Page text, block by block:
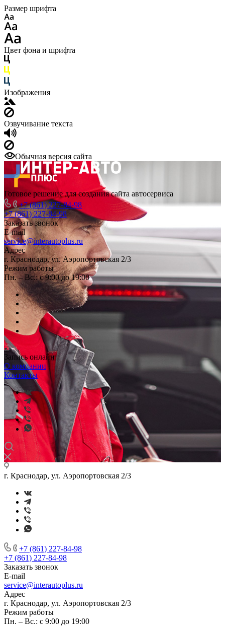
Размер шрифта
Цвет фона и шрифта
Изображения
Озвучивание текста
Обычная версия сайта
Готовое решение для создания сайта автосервиса
+7 (861) 227-84-98
+7 (861) 227-84-98
Заказать звонок
E-mail
service@interautoplus.ru
Адрес
г. Краснодар, ул. Аэропортовская 2/3
Режим работы
Пн. – Вс.: с 9:00 до 19:00
Запись онлайн
О компании
Контакты
г. Краснодар, ул. Аэропортовская 2/3
+7 (861) 227-84-98
+7 (861) 227-84-98
Заказать звонок
E-mail
service@interautoplus.ru
Адрес
г. Краснодар, ул. Аэропортовская 2/3
Режим работы
Пн. – Вс.: с 9:00 до 19:00